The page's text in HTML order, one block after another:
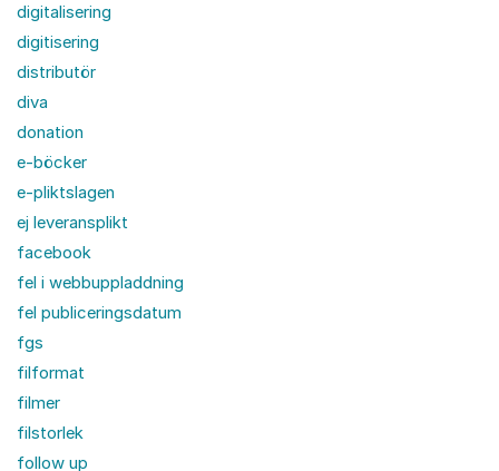
digitalisering
digitisering
distributör
diva
donation
e-böcker
e-pliktslagen
ej leveransplikt
facebook
fel i webbuppladdning
fel publiceringsdatum
fgs
filformat
filmer
filstorlek
follow up